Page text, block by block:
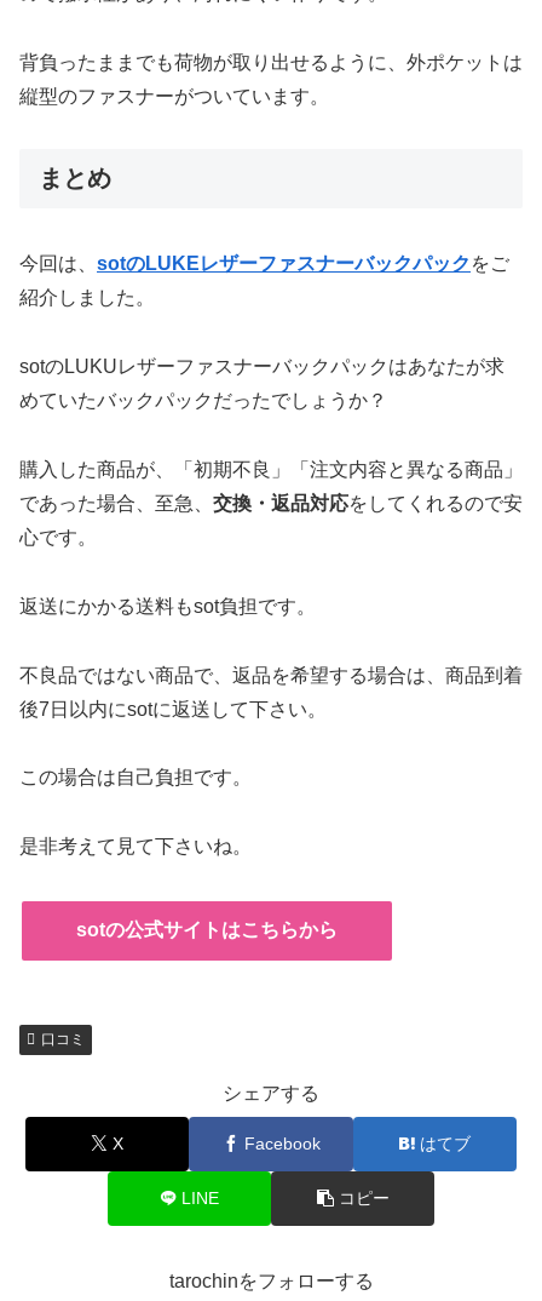
背負ったままでも荷物が取り出せるように、外ポケットは
縦型のファスナーがついています。
まとめ
今回は、 sotのLUKEレザーファスナーバックパック をご
紹介しました。
sotのLUKUレザーファスナーバックパックはあなたが求
めていたバックパックだったでしょうか？
購入した商品が、「初期不良」「注文内容と異なる商品」
であった場合、至急、 交換・返品対応をしてくれるので安
心です。
返送にかかる送料もsot負担です。
不良品ではない商品で、返品を希望する場合は、商品到着
後7日以内にsotに返送して下さい。
この場合は自己負担です。
是非考えて見て下さいね。
sotの公式サイトはこちらから
口コミ
シェアする
X Facebook はてブ
LINE コピー
tarochinをフォローする